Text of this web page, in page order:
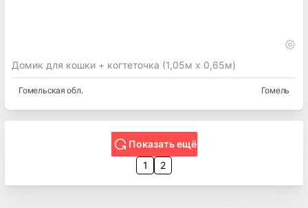
Домик для кошки + когтеточка (1,05м х 0,65м)
Гомельская обл. Гомель
Показать ещё
1
2